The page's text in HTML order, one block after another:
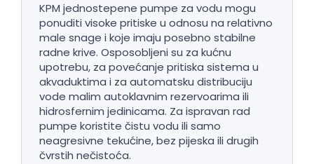
KPM jednostepene pumpe za vodu mogu
ponuditi visoke pritiske u odnosu na relativno
male snage i koje imaju posebno stabilne
radne krive. Osposobljeni su za kućnu
upotrebu, za povećanje pritiska sistema u
akvaduktima i za automatsku distribuciju
vode malim autoklavnim rezervoarima ili
hidrosfernim jedinicama. Za ispravan rad
pumpe koristite čistu vodu ili samo
neagresivne tekućine, bez pijeska ili drugih
čvrstih nečistoća.